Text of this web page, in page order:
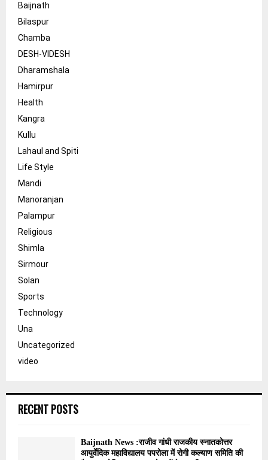
Baijnath
Bilaspur
Chamba
DESH-VIDESH
Dharamshala
Hamirpur
Health
Kangra
Kullu
Lahaul and Spiti
Life Style
Mandi
Manoranjan
Palampur
Religious
Shimla
Sirmour
Solan
Sports
Technology
Una
Uncategorized
video
RECENT POSTS
Baijnath News :राजीव गांधी राजकीय स्नातकोत्तर
आयुर्वेदिक महाविद्यालय पपरोला में रोगी कल्याण समिति की